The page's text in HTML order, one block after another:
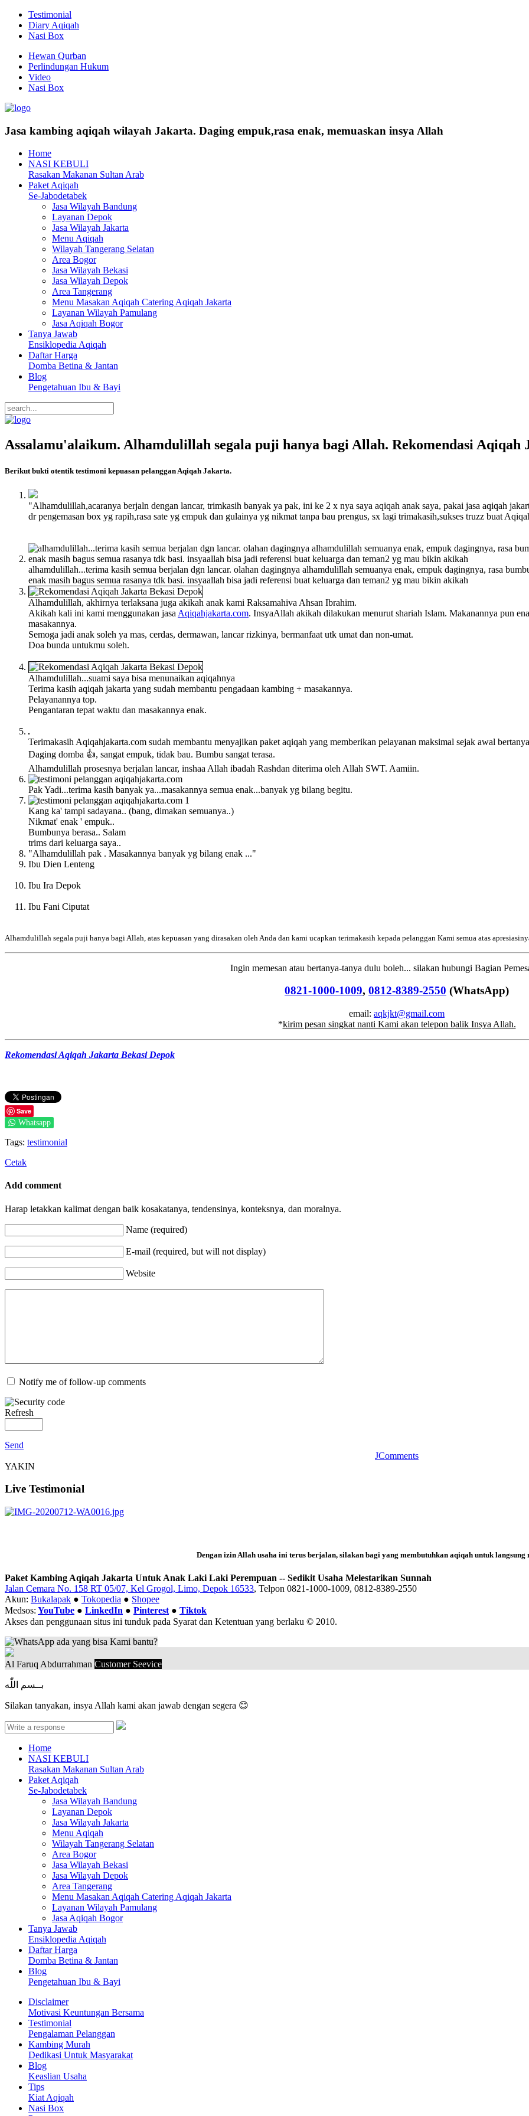
Testimonial
Diary Aqiqah
Nasi Box
Hewan Qurban
Perlindungan Hukum
Video
Nasi Box
Jasa kambing aqiqah wilayah Jakarta. Daging empuk,rasa enak, memuaskan insya Allah
Home
NASI KEBULI
Rasakan Makanan Sultan Arab
Paket Aqiqah
Se-Jabodetabek
Jasa Wilayah Bandung
Layanan Depok
Jasa Wilayah Jakarta
Menu Aqiqah
Wilayah Tangerang Selatan
Area Bogor
Jasa Wilayah Bekasi
Jasa Wilayah Depok
Area Tangerang
Menu Masakan Aqiqah Catering Aqiqah Jakarta
Layanan Wilayah Pamulang
Jasa Aqiqah Bogor
Tanya Jawab
Ensiklopedia Aqiqah
Daftar Harga
Domba Betina & Jantan
Blog
Pengetahuan Ibu & Bayi
Assalamu'alaikum. Alhamdulillah segala puji hanya bagi Allah. Rekomendasi Aqiqah
Berikut bukti otentik testimoni kepuasan pelanggan Aqiqah Jakarta.
"Alhamdulillah,acaranya berjaln dengan lancar, trimkasih banyak ya pak, ini ke 2 x nya saya aqiqah anak saya, pakai jasa aqiqah
dr pengemasan box yg rapih,rasa sate yg empuk dan gulainya yg nikmat tanpa bau prengus, sx lagi trimakasih,sukses truzz buat
alhamdulillah...terima kasih semua berjalan dgn lancar. olahan dagingnya alhamdulillah semuanya enak, empuk dagingnya, rasa
enak masih bagus semua rasanya tdk basi. insyaallah bisa jadi referensi buat keluarga dan teman2 yg mau bikin akikah
Alhamdulillah, akhirnya terlaksana juga akikah anak kami Raksamahiva Ahsan Ibrahim.
Akikah kali ini kami menggunakan jasa Aqiqahjakarta.com. InsyaAllah akikah dilakukan menurut shariah Islam. Makanannya pun
masakannya.
Semoga jadi anak soleh ya mas, cerdas, dermawan, lancar rizkinya, bermanfaat utk umat dan non-umat.
Doa bunda untukmu soleh.
Alhamdulillah...suami saya bisa menunaikan aqiqahnya
Terima kasih aqiqah jakarta yang sudah membantu pengadaan kambing + masakannya.
Pelayanannya top.
Pengantaran tepat waktu dan masakannya enak.
Terimakasih Aqiqahjakarta.com sudah membantu menyajikan paket aqiqah yang memberikan pelayanan maksimal sejak awal
Daging domba 👍, sangat empuk, tidak bau. Bumbu sangat terasa.
Alhamdulillah prosesnya berjalan lancar, inshaa Allah ibadah Rashdan diterima oleh Allah SWT. Aamiin.
Pak Yadi...terima kasih banyak ya...masakannya semua enak...banyak yg bilang begitu.
Kang ka' tampi sadayana.. (bang, dimakan semuanya..)
Nikmat' enak ' empuk..
Bumbunya berasa.. Salam
trims dari keluarga saya..
"Alhamdulillah pak . Masakannya banyak yg bilang enak ..."
Ibu Dien Lenteng
Ibu Ira Depok
Ibu Fani Ciputat
Alhamdulillah segala puji hanya bagi Allah, atas kepuasan yang dirasakan oleh Anda dan kami ucapkan terimakasih kepada pelanggan Kami semua atas
Ingin memesan atau bertanya-tanya dulu boleh... silakan hubungi Bagian
0821-1000-1009, 0812-8389-2550 (WhatsApp)
email: aqkjkt@gmail.com
*kirim pesan singkat nanti Kami akan telepon balik Insya Allah.
Rekomendasi Aqiqah Jakarta Bekasi Depok
Save
Whatsapp
Tags: testimonial
Cetak
Add comment
Harap letakkan kalimat dengan baik kosakatanya, tendensinya, konteksnya, dan moralnya.
Name (required)
E-mail (required, but will not display)
Website
Notify me of follow-up comments
Refresh
Send
JComments
YAKIN
Live Testimonial
Dengan izin Allah usaha ini terus berjalan, silakan bagi yang membutuhkan aqiqah untuk langsung
Paket Kambing Aqiqah Jakarta Untuk Anak Laki Laki Perempuan -- Sedikit Usaha Melestarikan Sunnah
Jalan Cemara No. 158 RT 05/07, Kel Grogol, Limo, Depok 16533, Telpon 0821-1000-1009, 0812-8389-2550
Akun: Bukalapak ● Tokopedia ● Shopee
Medsos: YouTube ● LinkedIn ● Pinterest● Tiktok
Akses dan penggunaan situs ini tunduk pada Syarat dan Ketentuan yang berlaku © 2010.
ada yang bisa Kami bantu?
Al Faruq Abdurrahman Customer Seevice
بــسم اللّٰه
Silakan tanyakan, insya Allah kami akan jawab dengan segera 😊
Home
NASI KEBULI
Rasakan Makanan Sultan Arab
Paket Aqiqah
Se-Jabodetabek
Jasa Wilayah Bandung
Layanan Depok
Jasa Wilayah Jakarta
Menu Aqiqah
Wilayah Tangerang Selatan
Area Bogor
Jasa Wilayah Bekasi
Jasa Wilayah Depok
Area Tangerang
Menu Masakan Aqiqah Catering Aqiqah Jakarta
Layanan Wilayah Pamulang
Jasa Aqiqah Bogor
Tanya Jawab
Ensiklopedia Aqiqah
Daftar Harga
Domba Betina & Jantan
Blog
Pengetahuan Ibu & Bayi
Disclaimer
Motivasi Keuntungan Bersama
Testimonial
Pengalaman Pelanggan
Kambing Murah
Dedikasi Untuk Masyarakat
Blog
Keaslian Usaha
Tips
Kiat Aqiqah
Nasi Box